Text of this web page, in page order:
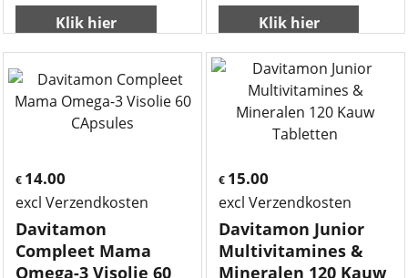
Klik hier Klik hier
€ 14.00
excl Verzendkosten
Davitamon
Compleet Mama
Omega-3 Visolie 60
€ 15.00
excl Verzendkosten
Davitamon Junior
Multivitamines &
Mineralen 120 Kauw